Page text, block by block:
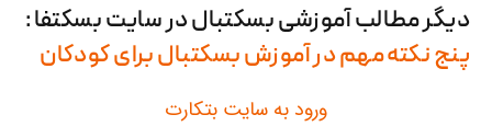
دیگر مطالب آموزشی بسکتبال در سایت بسکتفا :
پنج نکته مهم در آموزش بسکتبال برای کودکان
ورود به سایت بتکارت